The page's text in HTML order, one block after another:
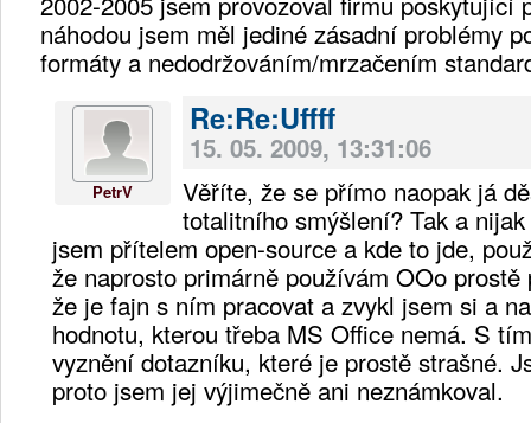
náhodou jsem měl jediné zásadní problémy
formáty a nedodržováním/mrzačením
PetrV
Re:Re:Uffff
15. 05. 2009, 13:31:06
Věříte, že se přímo naopak já
totalitního smýšlení? Tak a
jsem přítelem open-source a kde to jde,
že naprosto primárně používám OOo
že je fajn s ním pracovat a zvykl jsem si a
hodnotu, kterou třeba MS Office nemá. S
vyznění dotazníku, které je prostě strašné.
proto jsem jej výjimečně ani neznámkoval.